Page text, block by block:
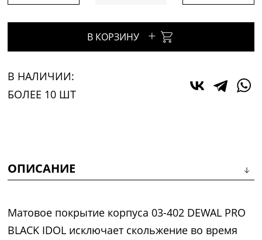
В КОРЗИНУ +
В НАЛИЧИИ:
БОЛЕЕ 10 ШТ
ОПИСАНИЕ
Матовое покрытие корпуса 03-402 DEWAL PRO
BLACK IDOL исключает скольжение во время